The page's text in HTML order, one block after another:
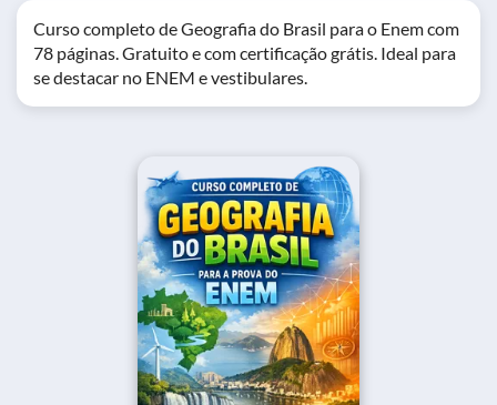
Curso completo de Geografia do Brasil para o Enem com
78 páginas. Gratuito e com certificação grátis. Ideal para
se destacar no ENEM e vestibulares.